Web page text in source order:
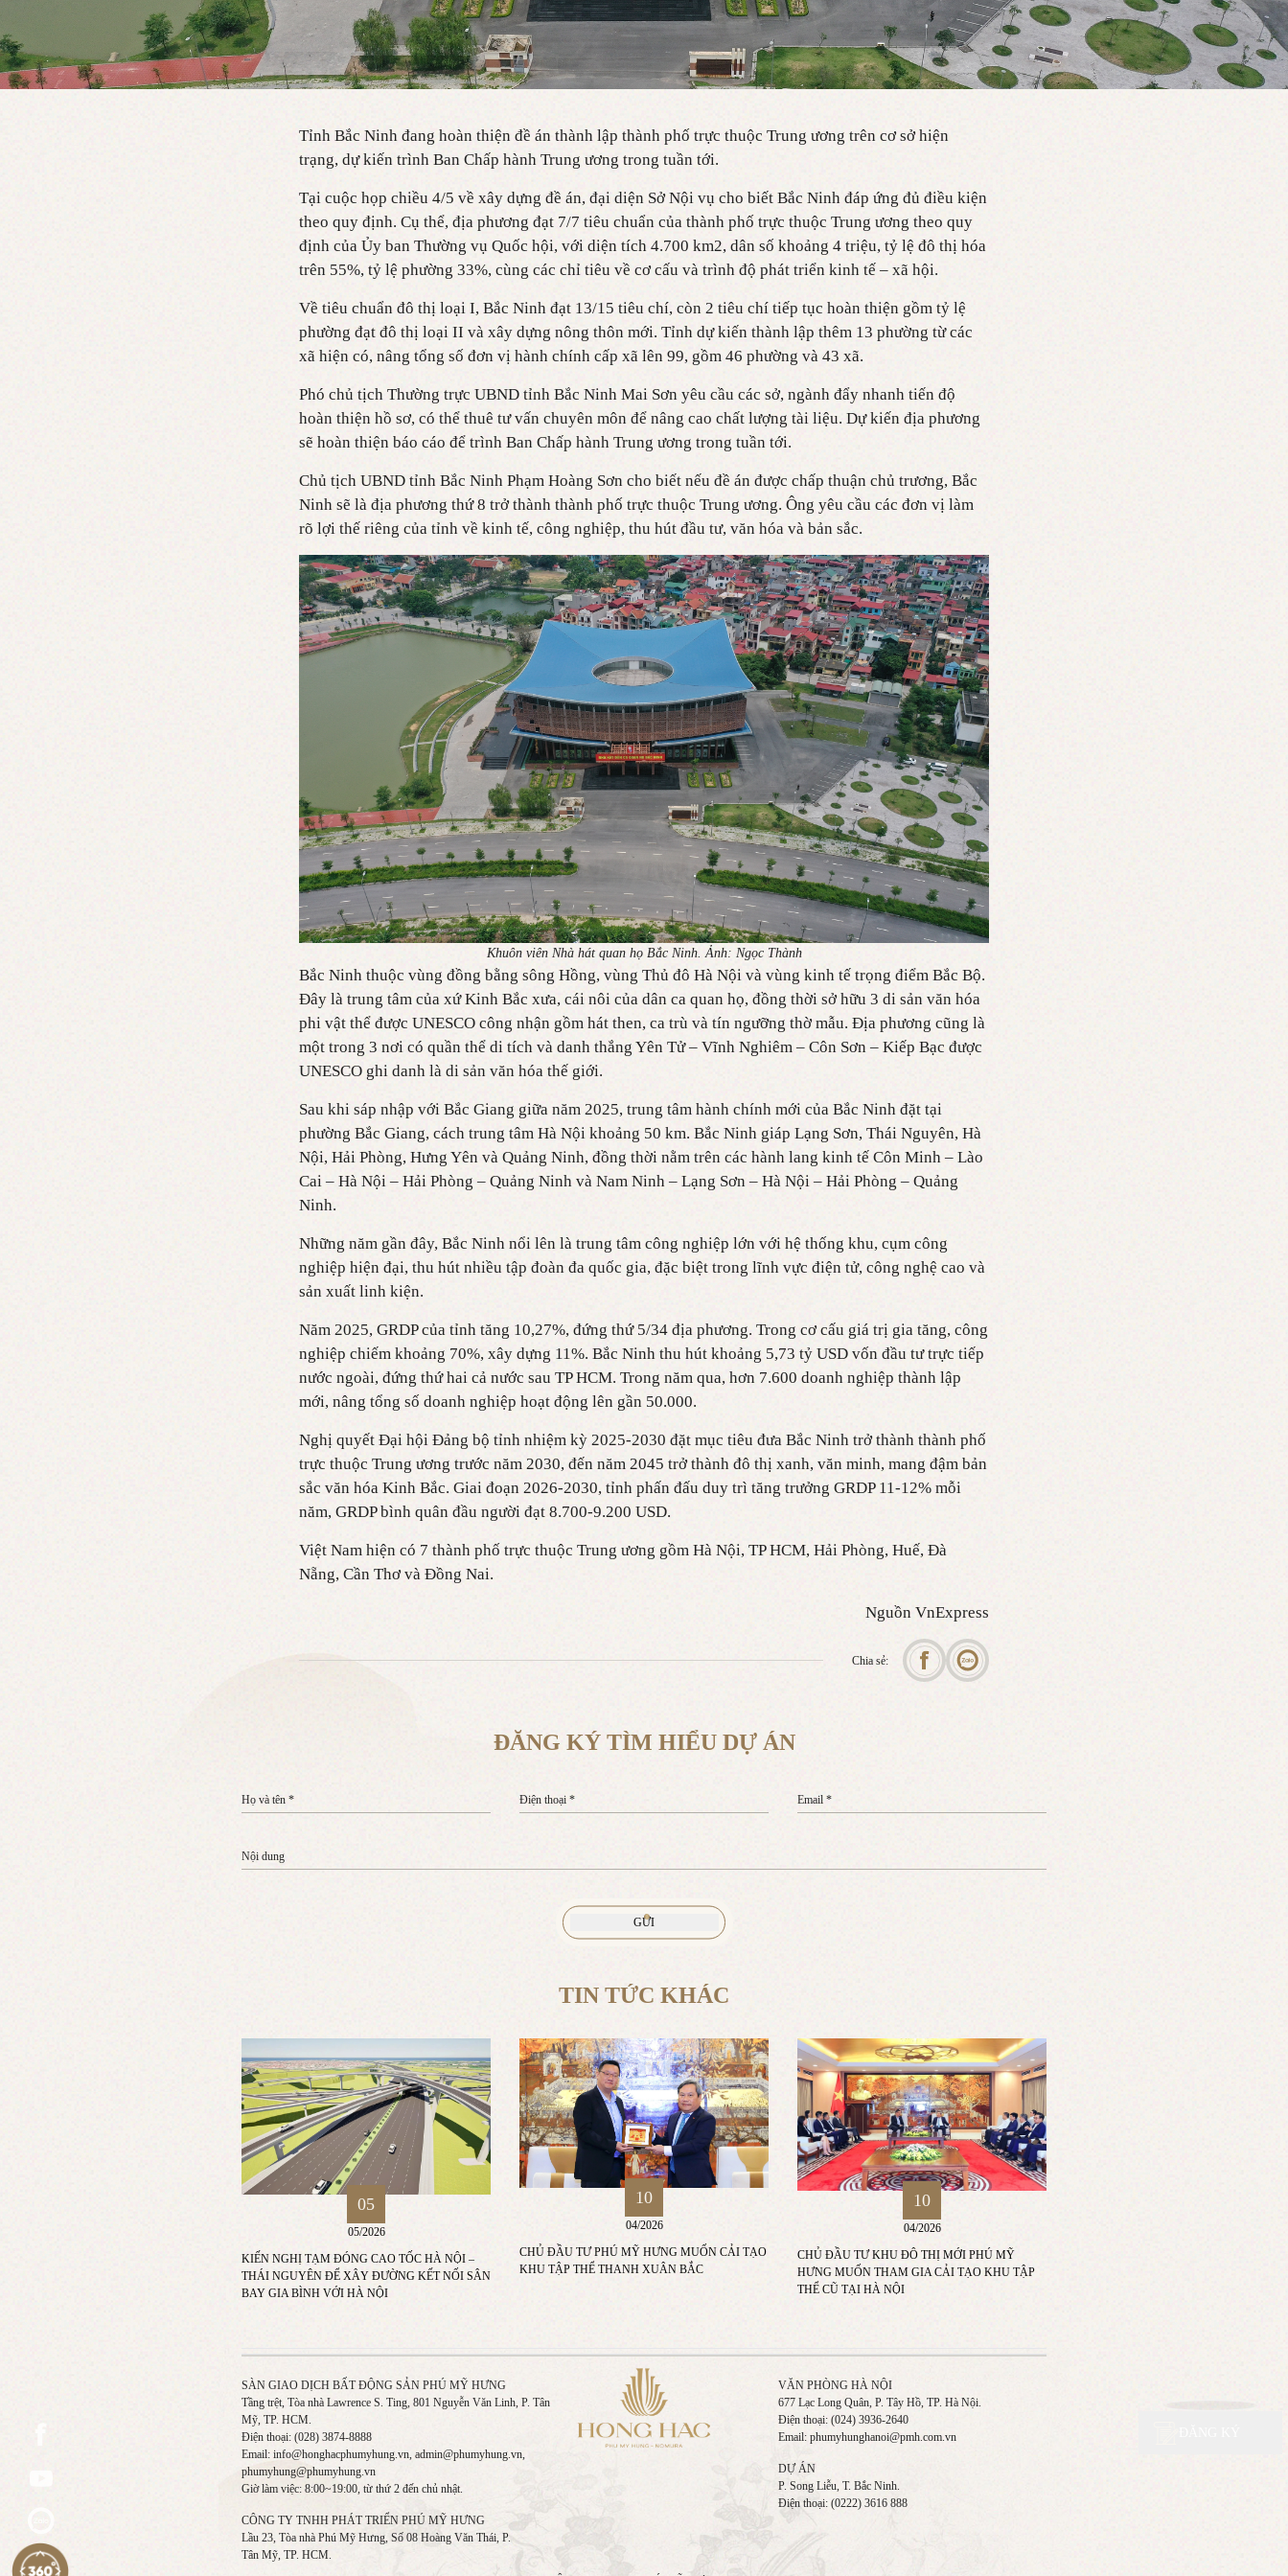
Tỉnh Bắc Ninh đang hoàn thiện đề án thành lập thành phố trực thuộc Trung ương trên cơ sở hiện
trạng, dự kiến trình Ban Chấp hành Trung ương trong tuần tới.
Tại cuộc họp chiều 4/5 về xây dựng đề án, đại diện Sở Nội vụ cho biết Bắc Ninh đáp ứng đủ điều kiện
theo quy định. Cụ thể, địa phương đạt 7/7 tiêu chuẩn của thành phố trực thuộc Trung ương theo quy
định của Ủy ban Thường vụ Quốc hội, với diện tích 4.700 km2, dân số khoảng 4 triệu, tỷ lệ đô thị hóa
trên 55%, tỷ lệ phường 33%, cùng các chỉ tiêu về cơ cấu và trình độ phát triển kinh tế – xã hội.
Về tiêu chuẩn đô thị loại I, Bắc Ninh đạt 13/15 tiêu chí, còn 2 tiêu chí tiếp tục hoàn thiện gồm tỷ lệ
phường đạt đô thị loại II và xây dựng nông thôn mới. Tỉnh dự kiến thành lập thêm 13 phường từ các
xã hiện có, nâng tổng số đơn vị hành chính cấp xã lên 99, gồm 46 phường và 43 xã.
Phó chủ tịch Thường trực UBND tỉnh Bắc Ninh Mai Sơn yêu cầu các sở, ngành đẩy nhanh tiến độ
hoàn thiện hồ sơ, có thể thuê tư vấn chuyên môn để nâng cao chất lượng tài liệu. Dự kiến địa phương
sẽ hoàn thiện báo cáo để trình Ban Chấp hành Trung ương trong tuần tới.
Chủ tịch UBND tỉnh Bắc Ninh Phạm Hoàng Sơn cho biết nếu đề án được chấp thuận chủ trương, Bắc
Ninh sẽ là địa phương thứ 8 trở thành thành phố trực thuộc Trung ương. Ông yêu cầu các đơn vị làm
rõ lợi thế riêng của tỉnh về kinh tế, công nghiệp, thu hút đầu tư, văn hóa và bản sắc.
Khuôn viên Nhà hát quan họ Bắc Ninh. Ảnh: Ngọc Thành
Bắc Ninh thuộc vùng đồng bằng sông Hồng, vùng Thủ đô Hà Nội và vùng kinh tế trọng điểm Bắc Bộ.
Đây là trung tâm của xứ Kinh Bắc xưa, cái nôi của dân ca quan họ, đồng thời sở hữu 3 di sản văn hóa
phi vật thể được UNESCO công nhận gồm hát then, ca trù và tín ngưỡng thờ mẫu. Địa phương cũng là
một trong 3 nơi có quần thể di tích và danh thắng Yên Tử – Vĩnh Nghiêm – Côn Sơn – Kiếp Bạc được
UNESCO ghi danh là di sản văn hóa thế giới.
Sau khi sáp nhập với Bắc Giang giữa năm 2025, trung tâm hành chính mới của Bắc Ninh đặt tại
phường Bắc Giang, cách trung tâm Hà Nội khoảng 50 km. Bắc Ninh giáp Lạng Sơn, Thái Nguyên, Hà
Nội, Hải Phòng, Hưng Yên và Quảng Ninh, đồng thời nằm trên các hành lang kinh tế Côn Minh – Lào
Cai – Hà Nội – Hải Phòng – Quảng Ninh và Nam Ninh – Lạng Sơn – Hà Nội – Hải Phòng – Quảng
Ninh.
Những năm gần đây, Bắc Ninh nổi lên là trung tâm công nghiệp lớn với hệ thống khu, cụm công
nghiệp hiện đại, thu hút nhiều tập đoàn đa quốc gia, đặc biệt trong lĩnh vực điện tử, công nghệ cao và
sản xuất linh kiện.
Năm 2025, GRDP của tỉnh tăng 10,27%, đứng thứ 5/34 địa phương. Trong cơ cấu giá trị gia tăng, công
nghiệp chiếm khoảng 70%, xây dựng 11%. Bắc Ninh thu hút khoảng 5,73 tỷ USD vốn đầu tư trực tiếp
nước ngoài, đứng thứ hai cả nước sau TP HCM. Trong năm qua, hơn 7.600 doanh nghiệp thành lập
mới, nâng tổng số doanh nghiệp hoạt động lên gần 50.000.
Nghị quyết Đại hội Đảng bộ tỉnh nhiệm kỳ 2025-2030 đặt mục tiêu đưa Bắc Ninh trở thành thành phố
trực thuộc Trung ương trước năm 2030, đến năm 2045 trở thành đô thị xanh, văn minh, mang đậm bản
sắc văn hóa Kinh Bắc. Giai đoạn 2026-2030, tỉnh phấn đấu duy trì tăng trưởng GRDP 11-12% mỗi
năm, GRDP bình quân đầu người đạt 8.700-9.200 USD.
Việt Nam hiện có 7 thành phố trực thuộc Trung ương gồm Hà Nội, TP HCM, Hải Phòng, Huế, Đà
Nẵng, Cần Thơ và Đồng Nai.
Nguồn VnExpress
Chia sẻ:
ĐĂNG KÝ TÌM HIỂU DỰ ÁN
Họ và tên * Điện thoại * Email *
Nội dung
TIN TỨC KHÁC
05
05/2026
KIẾN NGHỊ TẠM ĐÓNG CAO TỐC HÀ NỘI –
THÁI NGUYÊN ĐỂ XÂY ĐƯỜNG KẾT NỐI SÂN
BAY GIA BÌNH VỚI HÀ NỘI
10
04/2026
CHỦ ĐẦU TƯ PHÚ MỸ HƯNG MUỐN CẢI TẠO
KHU TẬP THỂ THANH XUÂN BẮC
10
04/2026
CHỦ ĐẦU TƯ KHU ĐÔ THỊ MỚI PHÚ MỸ
HƯNG MUỐN THAM GIA CẢI TẠO KHU TẬP
THỂ CŨ TẠI HÀ NỘI
SÀN GIAO DỊCH BẤT ĐỘNG SẢN PHÚ MỸ HƯNG
Tầng trệt, Tòa nhà Lawrence S. Ting, 801 Nguyễn Văn Linh, P. Tân
Mỹ, TP. HCM.
Điện thoại: (028) 3874-8888
Email: info@honghacphumyhung.vn, admin@phumyhung.vn,
phumyhung@phumyhung.vn
Giờ làm việc: 8:00~19:00, từ thứ 2 đến chủ nhật.
CÔNG TY TNHH PHÁT TRIỂN PHÚ MỸ HƯNG
Lầu 23, Tòa nhà Phú Mỹ Hưng, Số 08 Hoàng Văn Thái, P.
Tân Mỹ, TP. HCM.
VĂN PHÒNG HÀ NỘI
677 Lạc Long Quân, P. Tây Hồ, TP. Hà Nội.
Điện thoại: (024) 3936-2640
Email: phumyhunghanoi@pmh.com.vn
DỰ ÁN
P. Song Liễu, T. Bắc Ninh.
Điện thoại: (0222) 3616 888